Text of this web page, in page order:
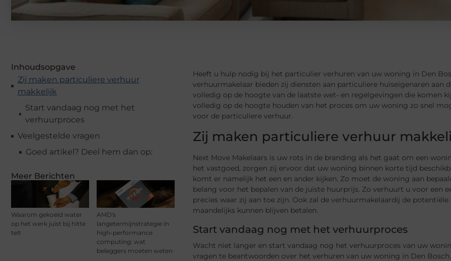
Inhoudsopgave
Zij maken particuliere verhuur
makkelijk
Start vandaag nog met het
verhuurproces
Veelgestelde vragen
Goed artikel? Deel hem dan op:
Meer Berichten
Waarom gekoeld water
op het werk juist bij hitte
telt
AMD's
langetermijnstrategie in
high-performance
computing: wat
beleggers moeten weten
Heeft u hulp nodig bij het particulier verhuren van uw woning in Den
verhuurmakelaar bieden zij diensten aan particuliere huiseigenaren
volledig op de hoogte van de laatste wet- en regelgevingen die komen
volledig op de hoogte houden van het proces om uw woning zo snel
voor de particuliere verhuur.
Zij maken particuliere verhuur
Next Move Makelaars is uw rots in de branding als het gaat om een
het vastgoed, zorgen zij ervoor dat uw woning binnen korte tijd
komt er namelijk het een en ander kijken. Zo moet de woning aan
belang voor het bepalen van de juiste huurprijs. Zo verhuurt u voor een
precies waar zij aan toe zijn. Ook zal de verhuurmakelaardij de
maandelijks kunnen blijven betalen.
Start vandaag nog met het verhuurproces
Wacht niet langer en start vandaag nog het verhuurproces van uw
vragen te beantwoorden over het verhuren van uw woning in Den